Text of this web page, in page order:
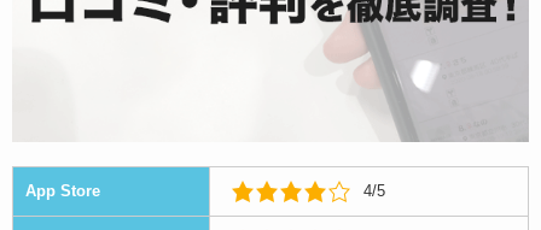
App Store 4/5